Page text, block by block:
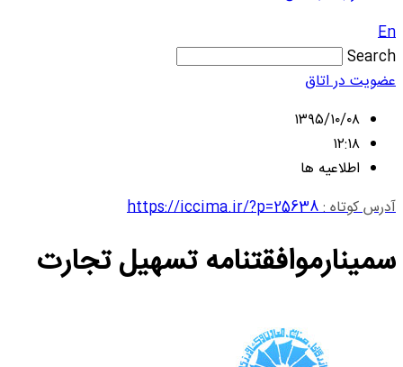
En
Search
عضویت در اتاق
۱۳۹۵/۱۰/۰۸
۱۲:۱۸
اطلاعیه ها
آدرس کوتاه :https://iccima.ir/?p=25638
سمینارموافقتنامه تسهیل تجارت